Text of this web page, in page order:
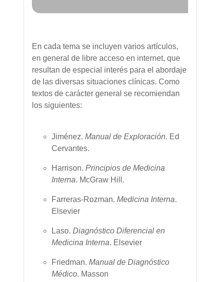
En cada tema se incluyen varios artículos,
en general de libre acceso en internet, que
resultan de especial interés para el abordaje
de las diversas situaciones clínicas. Como
textos de carácter general se recomiendan
los siguientes:
Jiménez. Manual de Exploración. Ed
Cervantes.
Harrison. Principios de Medicina
Interna. McGraw Hill.
Farreras-Rozman. Medicina Interna.
Elsevier
Laso. Diagnóstico Diferencial en
Medicina Interna. Elsevier
Friedman. Manual de Diagnóstico
Médico. Masson